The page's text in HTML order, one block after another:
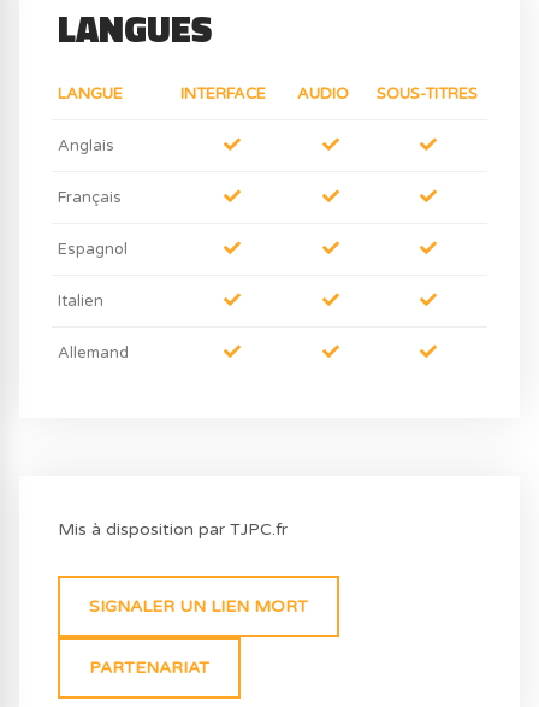
LANGUES
LANGUE INTERFACE AUDIO SOUS-TITRES
Anglais
Français
Espagnol
Italien
Allemand
Mis à disposition par TJPC.fr
SIGNALER UN LIEN MORT
PARTENARIAT